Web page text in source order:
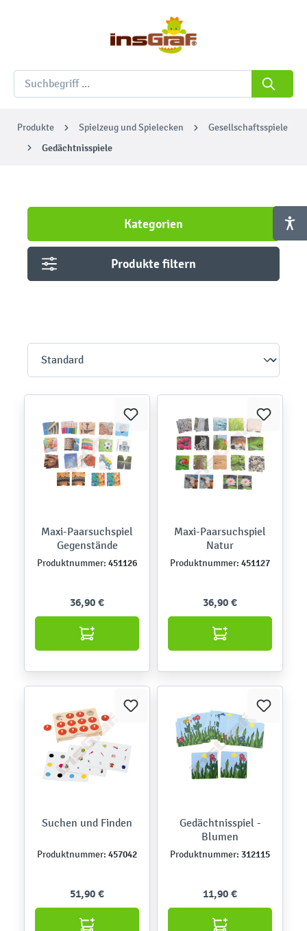
Produkte Spielzeug und Spielecken Gesellschaftsspiele
Gedächtnisspiele
Kategorien
Produkte filtern
Maxi-Paarsuchspiel
Gegenstände
Produktnummer: 451126
36,90 €
Maxi-Paarsuchspiel
Natur
Produktnummer: 451127
36,90 €
Suchen und Finden
Produktnummer: 457042
51,90 €
Gedächtnisspiel -
Blumen
Produktnummer: 312115
11,90 €